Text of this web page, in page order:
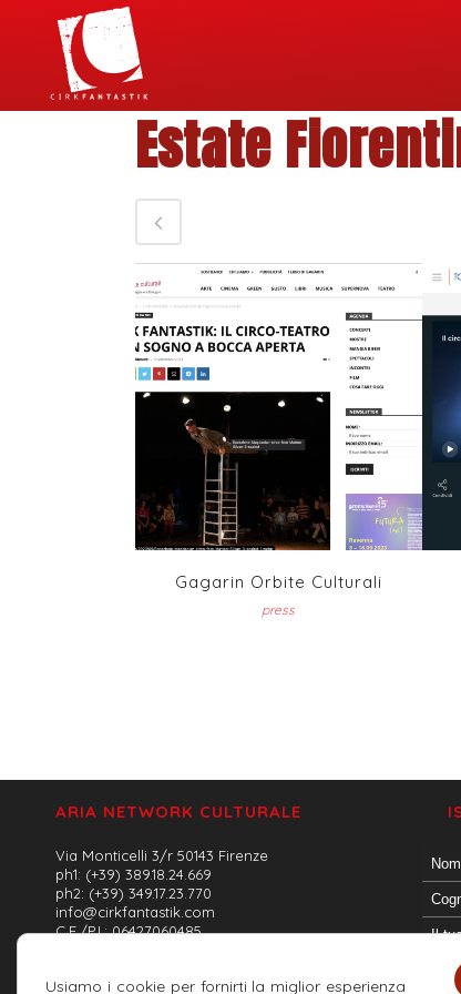
Estate
VIEW
Gagarin Orbite Culturali
press
ARIA NETWORK CULTURALE
Via Monticelli 3/r 50143 Firenze
ph1: (+39) 389.18.24.669
ph2: (+39) 349.17.23.770
info@cirkfantastik.com
C.F./P.I.: 06427060485
Usiamo i cookie per fornirti la miglior esperienza